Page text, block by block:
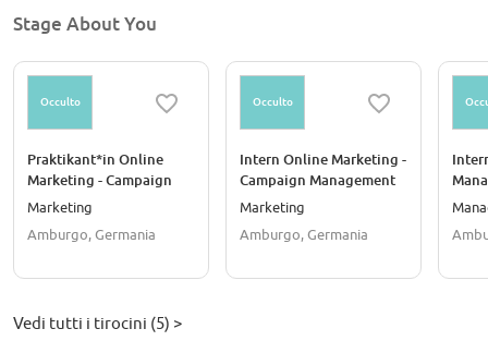
Stage About You
Occulto
Praktikant*in Online
Marketing - Campaign
Management and
Marketing
Amburgo, Germania
Occulto
Intern Online Marketing -
Campaign Management
and Analytics (all
Marketing
Amburgo, Germania
Vedi tutti i tirocini (5) >